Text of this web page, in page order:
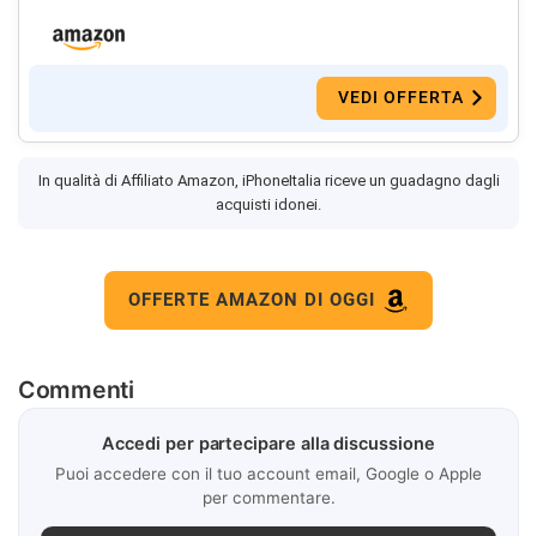
VEDI OFFERTA
In qualità di Affiliato Amazon, iPhoneItalia riceve un guadagno dagli
acquisti idonei.
OFFERTE AMAZON DI OGGI
Commenti
Accedi per partecipare alla discussione
Puoi accedere con il tuo account email, Google o Apple
per commentare.